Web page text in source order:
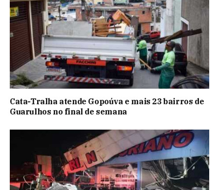
Cata-Tralha atende Gopoúva e mais 23 bairros de
Guarulhos no final de semana